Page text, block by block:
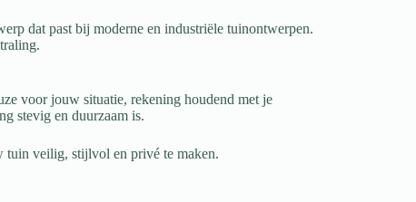
dat past bij moderne en industriële tuinontwerpen.
voor jouw situatie, rekening houdend met je
stevig en duurzaam is.
tuin veilig, stijlvol en privé te maken.